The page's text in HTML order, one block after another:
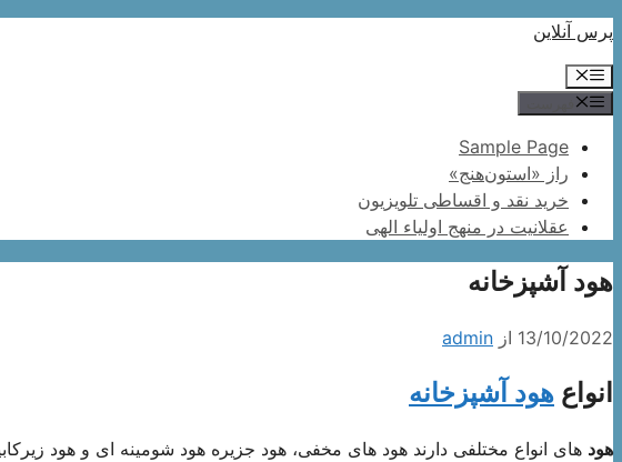
پرش
محتوا
پرس آنلاین
فهرست
Sample Page
راز «استون‌هنج»
خرید نقد و اقساطی تلویزیون
عقلانیت در منهج اولیاء الهی
هود آشپزخانه
13/10/2022 از admin
انواع هود آشپزخانه
هود های انواع مختلفی دارند هود های مخفی، هود جزیره هود شومینه ای و هود